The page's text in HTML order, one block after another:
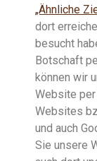
„Ähnliche
dort
besucht
Botschaft
können wir
Website per
Websites
und auch
Sie unsere